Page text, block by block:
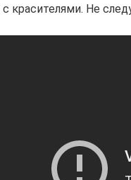
красителями. Не